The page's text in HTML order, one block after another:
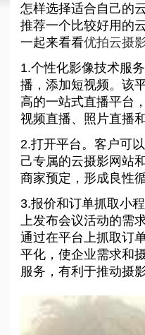
怎样选择适合自己的
推荐一个比较好用的
一起来看看优拍云摄
1.个性化影像技术服
播，添加短视频。该
高的一站式直播平台
视频直播、照片直播
2.打开平台。客户可
己专属的云摄影网站
商家预定，形成良性
3.报价和订单抓取小
上发布会议活动的需
通过在平台上抓取订
平化，使企业需求和
服务，有利于推动摄